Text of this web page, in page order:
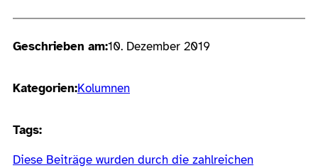
Geschrieben am:10. Dezember 2019
Kategorien:Kolumnen
Tags:
Diese Beiträge wurden durch die zahlreichen